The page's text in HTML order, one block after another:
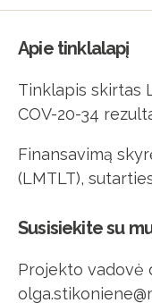
Apie tinklalapį
Tinklapis skirtas
COV-20-34
Finansavimą
(LMTLT),
Susisiekite su
Projekto vadovė